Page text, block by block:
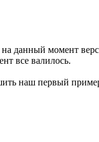
данный момент
все валилось.
наш первый